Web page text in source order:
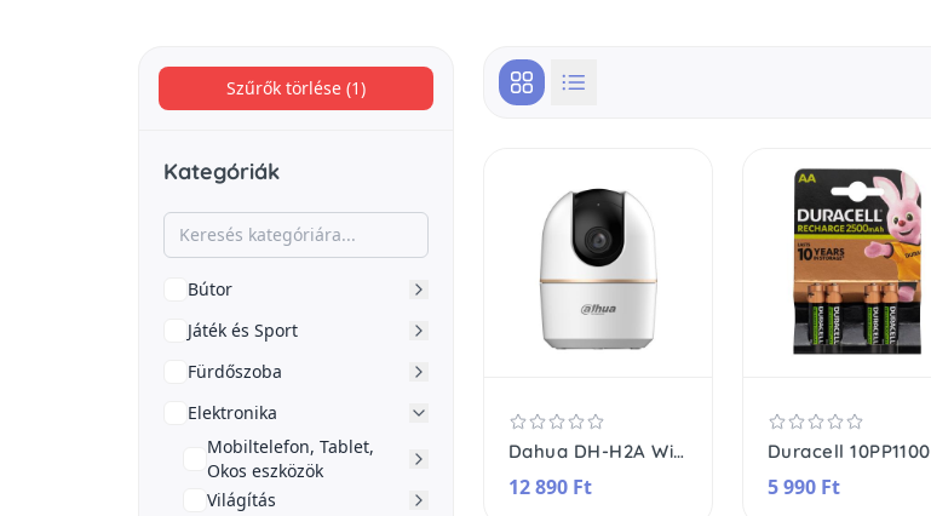
Szűrők törlése (1)
Kategóriák
Bútor
Játék és Sport
Fürdőszoba
Elektronika
Mobiltelefon, Tablet,
Okos eszközök
Világítás
Dahua DH-H2A Wi-Fi-s beltéri kamera, felbontás 1920x1080, 2MP, mozgásérzékelés, LAN port, 360°
12 890 Ft 5 990 Ft